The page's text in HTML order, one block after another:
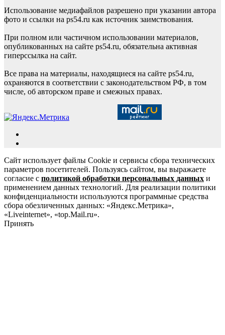
Использование медиафайлов разрешено при указании автора
фото и ссылки на ps54.ru как источник заимствования.
При полном или частичном использовании материалов,
опубликованных на сайте ps54.ru, обязательна активная
гиперссылка на сайт.
Все права на материалы, находящиеся на сайте ps54.ru,
охраняются в соответствии с законодательством РФ, в том
числе, об авторском праве и смежных правах.
Сайт использует файлы Cookie и сервисы сбора технических
параметров посетителей. Пользуясь сайтом, вы выражаете
согласие с политикой обработки персональных данных и
применением данных технологий. Для реализации политики
конфиденциальности используются программные средства
сбора обезличенных данных: «Яндекс.Метрика»,
«Liveinternet», «top.Mail.ru».
Принять